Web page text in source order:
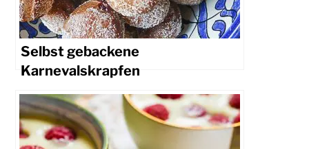
Selbst gebackene
Karnevalskrapfen